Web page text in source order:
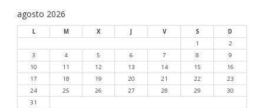
agosto 2026
L M X J V S
D
1
2
3
4 5 6 7 8
9
10
11 12 13 14 15
16
17
18 19 20 21 22
23
24
25 26 27 28 29
30
31